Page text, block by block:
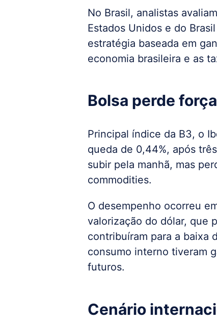
No Brasil, analistas
Estados Unidos e do
estratégia baseada em
economia brasileira e as
Bolsa perde força
Principal índice da B3, o
queda de 0,44%, após
subir pela manhã, mas
commodities.
O desempenho ocorreu
valorização do dólar, que
contribuíram para a baixa
consumo interno tiveram
futuros.
Cenário